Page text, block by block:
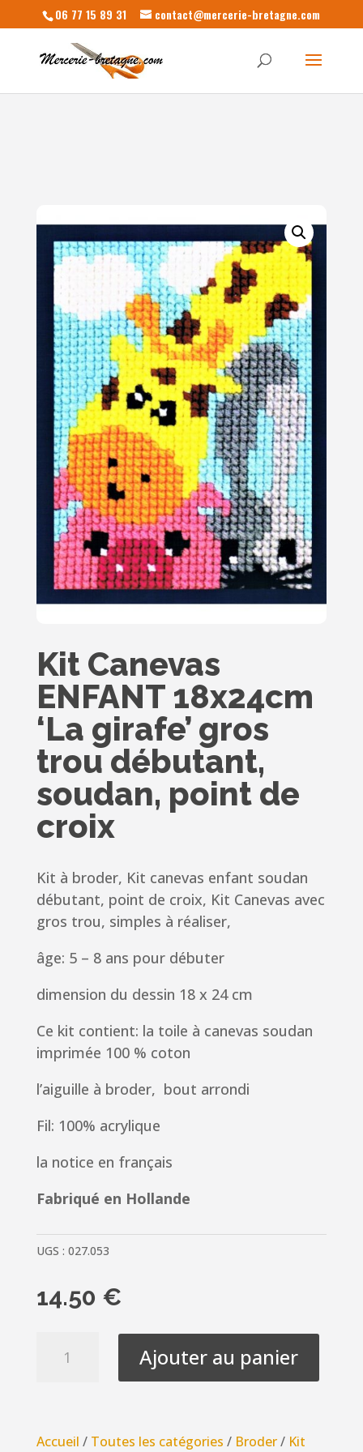
06 77 15 89 31 contact@mercerie-bretagne.com
Kit Canevas
ENFANT 18x24cm
‘La girafe’ gros
trou débutant,
soudan, point de
croix
Kit à broder, Kit canevas enfant soudan
débutant, point de croix, Kit Canevas avec
gros trou, simples à réaliser,
âge: 5 – 8 ans pour débuter
dimension du dessin 18 x 24 cm
Ce kit contient: la toile à canevas soudan
imprimée 100 % coton
l’aiguille à broder, bout arrondi
Fil: 100% acrylique
la notice en français
Fabriqué en Hollande
UGS : 027.053
14.50 €
Ajouter au panier
Accueil / Toutes les catégories / Broder/ Kit